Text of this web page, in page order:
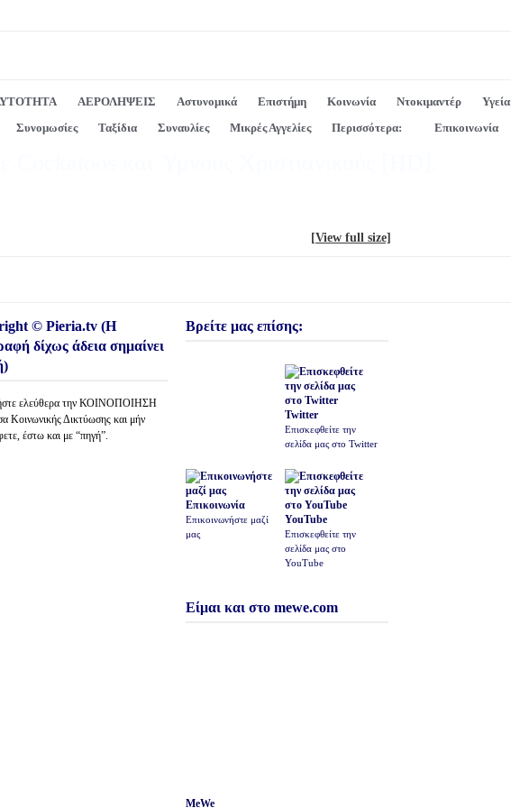
ΑΕΡΟΛΗΨΕΙΣ Αστυνομικά Επιστήμη Κοινωνία Ντοκιμαντέρ Υγεία
Συνομωσίες Ταξίδια Συναυλίες Μικρές Αγγελίες Περισσότερα: Επικοινωνία
[View full size]
© Pieria.tv (Η
δίχως άδεια σημαίνει
ελεύθερα την ΚΟΙΝΟΠΟΙΗΣΗ
Κοινωνικής Δικτύωσης και μήν
έστω και με “πηγή”.
Βρείτε μας επίσης:
Twitter
Επισκεφθείτε την
σελίδα μας στο Twitter
Επικοινωνία
Επικοινωνήστε μαζί
μας
YouTube
Επισκεφθείτε την
σελίδα μας στο
YouTube
Είμαι και στο mewe.com
MeWe